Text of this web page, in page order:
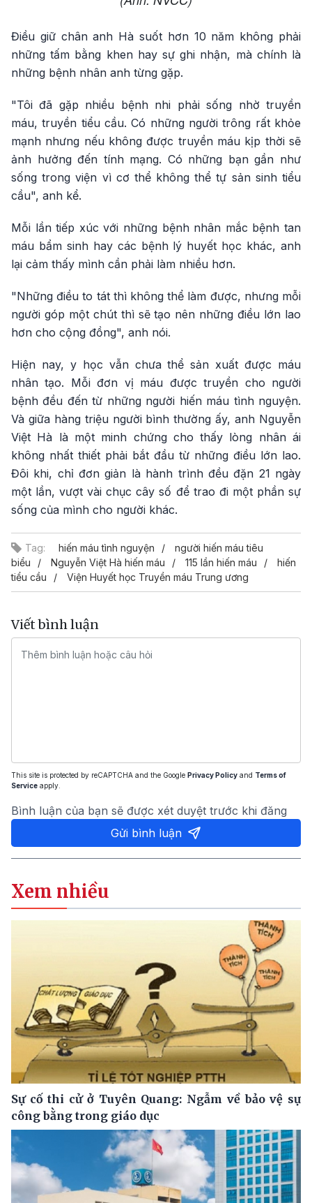
Điều giữ chân anh Hà suốt hơn 10 năm không phải
những tấm bằng khen hay sự ghi nhận, mà chính là
những bệnh nhân anh từng gặp.
"Tôi đã gặp nhiều bệnh nhi phải sống nhờ truyền
máu, truyền tiểu cầu. Có những người trông rất khỏe
mạnh nhưng nếu không được truyền máu kịp thời sẽ
ảnh hưởng đến tính mạng. Có những bạn gần như
sống trong viện vì cơ thể không thể tự sản sinh tiểu
cầu", anh kể.
Mỗi lần tiếp xúc với những bệnh nhân mắc bệnh tan
máu bẩm sinh hay các bệnh lý huyết học khác, anh
lại cảm thấy mình cần phải làm nhiều hơn.
"Những điều to tát thì không thể làm được, nhưng mỗi
người góp một chút thì sẽ tạo nên những điều lớn lao
hơn cho cộng đồng", anh nói.
Hiện nay, y học vẫn chưa thể sản xuất được máu
nhân tạo. Mỗi đơn vị máu được truyền cho người
bệnh đều đến từ những người hiến máu tình nguyện.
Và giữa hàng triệu người bình thường ấy, anh Nguyễn
Việt Hà là một minh chứng cho thấy lòng nhân ái
không nhất thiết phải bắt đầu từ những điều lớn lao.
Đôi khi, chỉ đơn giản là hành trình đều đặn 21 ngày
một lần, vượt vài chục cây số để trao đi một phần sự
sống của mình cho người khác.
Tag: hiến máu tình nguyện
người hiến máu tiêu
biểu
Nguyễn Việt Hà hiến máu 115 lần hiến máu
hiến
tiểu cầu
Viện Huyết học Truyền máu Trung ương
Viết bình luận
This site is protected by reCAPTCHA and the Google Privacy Policy and Terms of
Service apply.
Bình luận của bạn sẽ được xét duyệt trước khi đăng
Gửi bình luận
Xem nhiều
Sự cố thi cử ở Tuyên Quang: Ngẫm về bảo vệ sự
công bằng trong giáo dục